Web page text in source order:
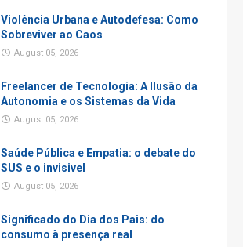
Violência Urbana e Autodefesa: Como
Sobreviver ao Caos
August 05, 2026
Freelancer de Tecnologia: A Ilusão da
Autonomia e os Sistemas da Vida
August 05, 2026
Saúde Pública e Empatia: o debate do
SUS e o invisivel
August 05, 2026
Significado do Dia dos Pais: do
consumo à presença real